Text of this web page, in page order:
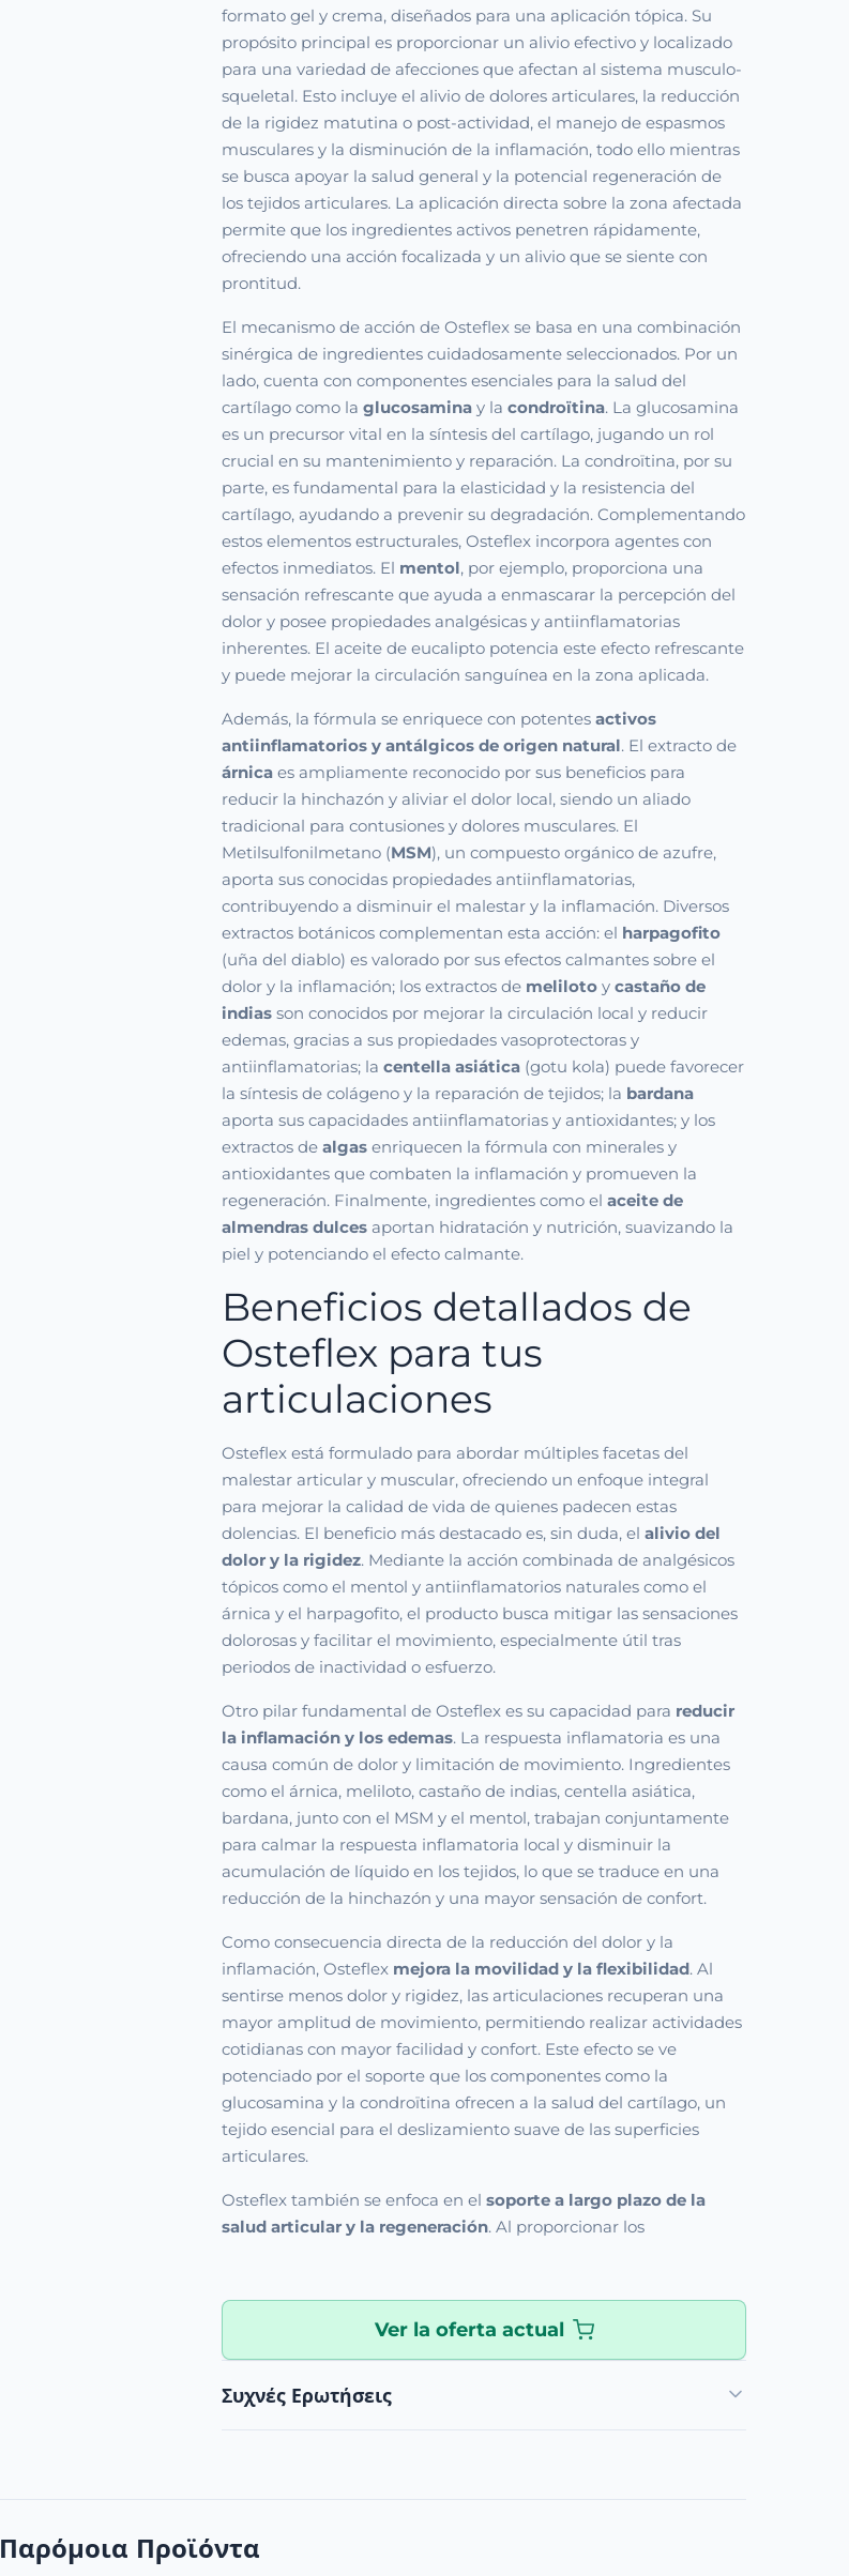
formato gel y crema, diseñados para una aplicación tópica. Su
propósito principal es proporcionar un alivio efectivo y localizado
para una variedad de afecciones que afectan al sistema musculo-
squeletal. Esto incluye el alivio de dolores articulares, la reducción
de la rigidez matutina o post-actividad, el manejo de espasmos
musculares y la disminución de la inflamación, todo ello mientras
se busca apoyar la salud general y la potencial regeneración de
los tejidos articulares. La aplicación directa sobre la zona afectada
permite que los ingredientes activos penetren rápidamente,
ofreciendo una acción focalizada y un alivio que se siente con
prontitud.
El mecanismo de acción de Osteflex se basa en una combinación
sinérgica de ingredientes cuidadosamente seleccionados. Por un
lado, cuenta con componentes esenciales para la salud del
cartílago como laglucosamina y lacondroïtina. La glucosamina
es un precursor vital en la síntesis del cartílago, jugando un rol
crucial en su mantenimiento y reparación. La condroïtina, por su
parte, es fundamental para la elasticidad y la resistencia del
cartílago, ayudando a prevenir su degradación. Complementando
estos elementos estructurales, Osteflex incorpora agentes con
efectos inmediatos. El mentol, por ejemplo, proporciona una
sensación refrescante que ayuda a enmascarar la percepción del
dolor y posee propiedades analgésicas y antiinflamatorias
inherentes. El aceite de eucalipto potencia este efecto refrescante
y puede mejorar la circulación sanguínea en la zona aplicada.
Además, la fórmula se enriquece con potentesactivos
antiinflamatorios y antálgicos de origen natural. El extracto de
árnica es ampliamente reconocido por sus beneficios para
reducir la hinchazón y aliviar el dolor local, siendo un aliado
tradicional para contusiones y dolores musculares. El
Metilsulfonilmetano (MSM), un compuesto orgánico de azufre,
aporta sus conocidas propiedades antiinflamatorias,
contribuyendo a disminuir el malestar y la inflamación. Diversos
extractos botánicos complementan esta acción: el harpagofito
(uña del diablo) es valorado por sus efectos calmantes sobre el
dolor y la inflamación; los extractos de meliloto ycastaño de
indias son conocidos por mejorar la circulación local y reducir
edemas, gracias a sus propiedades vasoprotectoras y
antiinflamatorias; lacentella asiática (gotu kola) puede favorecer
la síntesis de colágeno y la reparación de tejidos; la bardana
aporta sus capacidades antiinflamatorias y antioxidantes; y los
extractos dealgas enriquecen la fórmula con minerales y
antioxidantes que combaten la inflamación y promueven la
regeneración. Finalmente, ingredientes como elaceite de
almendras dulces aportan hidratación y nutrición, suavizando la
piel y potenciando el efecto calmante.
Beneficios detallados de
Osteflex para tus
articulaciones
Osteflex está formulado para abordar múltiples facetas del
malestar articular y muscular, ofreciendo un enfoque integral
para mejorar la calidad de vida de quienes padecen estas
dolencias. El beneficio más destacado es, sin duda, elalivio del
dolor y la rigidez. Mediante la acción combinada de analgésicos
tópicos como el mentol y antiinflamatorios naturales como el
árnica y el harpagofito, el producto busca mitigar las sensaciones
dolorosas y facilitar el movimiento, especialmente útil tras
periodos de inactividad o esfuerzo.
Otro pilar fundamental de Osteflex es su capacidad para reducir
la inflamación y los edemas. La respuesta inflamatoria es una
causa común de dolor y limitación de movimiento. Ingredientes
como el árnica, meliloto, castaño de indias, centella asiática,
bardana, junto con el MSM y el mentol, trabajan conjuntamente
para calmar la respuesta inflamatoria local y disminuir la
acumulación de líquido en los tejidos, lo que se traduce en una
reducción de la hinchazón y una mayor sensación de confort.
Como consecuencia directa de la reducción del dolor y la
inflamación, Osteflex mejora la movilidad y la flexibilidad. Al
sentirse menos dolor y rigidez, las articulaciones recuperan una
mayor amplitud de movimiento, permitiendo realizar actividades
cotidianas con mayor facilidad y confort. Este efecto se ve
potenciado por el soporte que los componentes como la
glucosamina y la condroïtina ofrecen a la salud del cartílago, un
tejido esencial para el deslizamiento suave de las superficies
articulares.
Osteflex también se enfoca en elsoporte a largo plazo de la
salud articular y la regeneración. Al proporcionar los
Ver la oferta actual
Συχνές Ερωτήσεις
Παρόμοια Προϊόντα